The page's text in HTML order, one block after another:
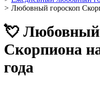
> Любовный гороскоп
💘 Любовный
Скорпиона
года